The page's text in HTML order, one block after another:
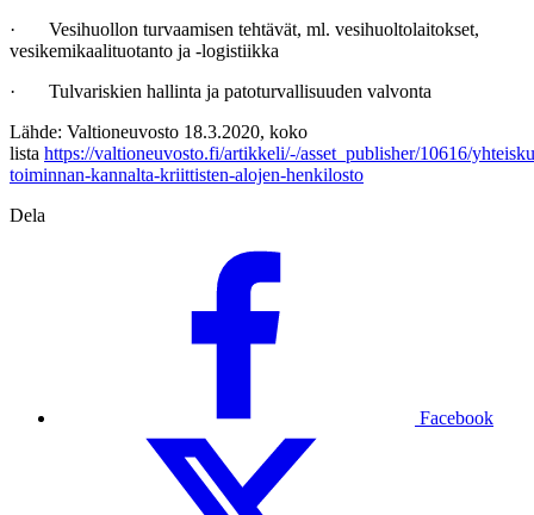
· Vesihuollon turvaamisen tehtävät, ml. vesihuoltolaitokset,
vesikemikaalituotanto ja -logistiikka
· Tulvariskien hallinta ja patoturvallisuuden valvonta
Lähde: Valtioneuvosto 18.3.2020, koko
lista https://valtioneuvosto.fi/artikkeli/-/asset_publisher/10616/
toiminnan-kannalta-kriittisten-alojen-henkilosto
Dela
Facebook